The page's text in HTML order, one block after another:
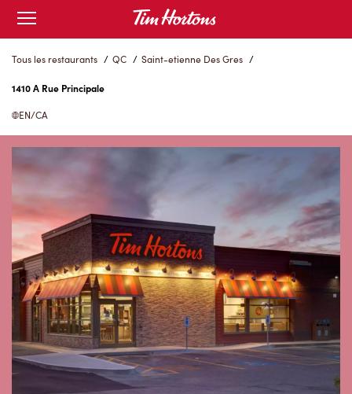
Skip
Content
Open
mobile
menu
Tous les restaurants / QC / Saint-etienne Des Gres /
1410 A Rue Principale
EN/CA